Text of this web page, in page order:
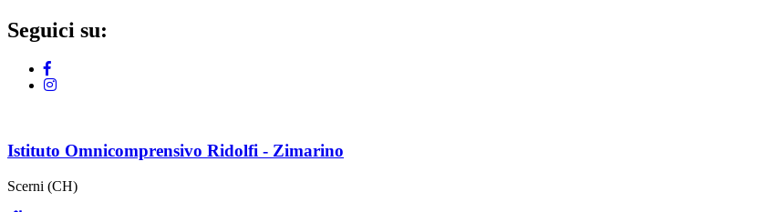
Seguici su:
Istituto Omnicomprensivo Ridolfi - Zimarino
Scerni (CH)